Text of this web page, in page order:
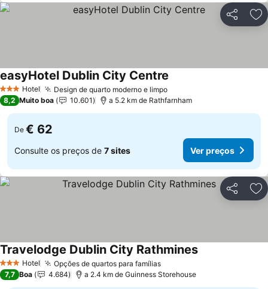
Partilhar
3 EstrelasHotel Design de quarto moderno e limpoVer preços
easyHotel Dublin City Centre
8,2 Muito boa 10.601 a 5.2 km de Rathfarnham
De € 62
Consulte os preços de 7 sites Ver preços
Partilhar
3 EstrelasHotel Opções de quartos para famíliasVer preços
Travelodge Dublin City RathminesVer preços
7,7 Boa 4.684 a 2.4 km de Guinness Storehouse